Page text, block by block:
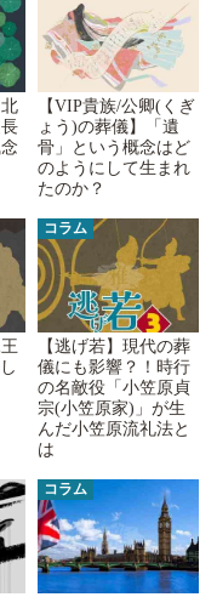
【VIP貴族/公卿(くぎ
ょう)の葬儀】「遺
骨」という概念はど
のようにして生まれ
たのか？
コラム
【逃げ若】現代の葬
儀にも影響？！時行
の名敵役「小笠原貞
宗(小笠原家)」が生
んだ小笠原流礼法と
は
コラム